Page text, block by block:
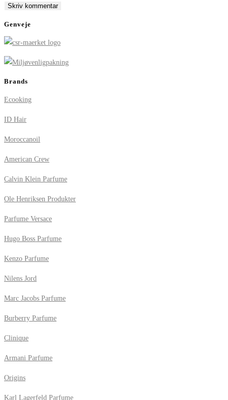
comment
comment
(optional)
Genveje
Brands
Ecooking
ID Hair
Moroccanoil
American Crew
Calvin Klein Parfume
Ole Henriksen Produkter
Parfume Versace
Hugo Boss Parfume
Kenzo Parfume
Nilens Jord
Marc Jacobs Parfume
Burberry Parfume
Clinique
Armani Parfume
Origins
Karl Lagerfeld Parfume